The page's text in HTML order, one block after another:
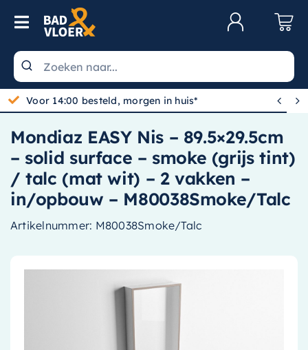
Skip to content
Toggle Navigation
Wastafels
Toiletten
Spiegels
Kranen
Douche
Badkamermeubels
Installatiemateriaal
Gratis bezorgd vanaf 100,-
 
Mondiaz EASY Nis – 89.5×29.5cm
– solid surface – smoke (grijs tint)
/ talc (mat wit) – 2 vakken –
in/opbouw – M80038Smoke/Talc
Artikelnummer: M80038Smoke/Talc